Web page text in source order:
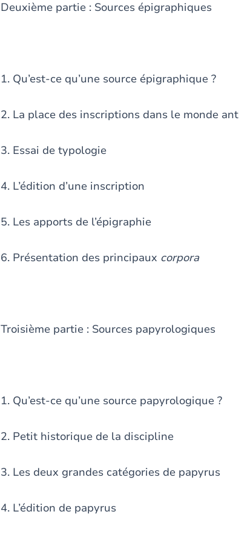
Deuxième partie : Sources épigraphiques
1. Qu’est-ce qu’une source épigraphique ?
2. La place des inscriptions dans le monde
3. Essai de typologie
4. L’édition d’une inscription
5. Les apports de l’épigraphie
6. Présentation des principaux corpora
Troisième partie : Sources papyrologiques
1. Qu’est-ce qu’une source papyrologique ?
2. Petit historique de la discipline
3. Les deux grandes catégories de papyrus
4. L’édition de papyrus